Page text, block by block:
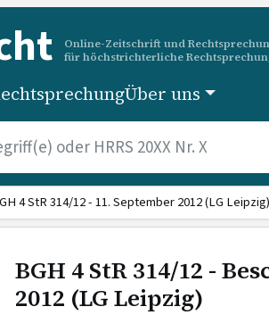
Online-Zeitschrift und
für höchstrichterliche
Über uns
4 StR 314/12 - 11. September 2012 (LG
BGH 4 StR 314/12 -
2012 (LG Leipzig)